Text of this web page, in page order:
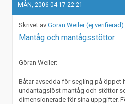
MÅN, 2006-04-17 22:21
Göran Weiler (ej verifierad)
Mantåg och mantågsstöttor
Göran Weiler:
Båtar avsedda för segling på öppet
undantagslöst mantåg och stöttor
dimensionerade för sina uppgifter.